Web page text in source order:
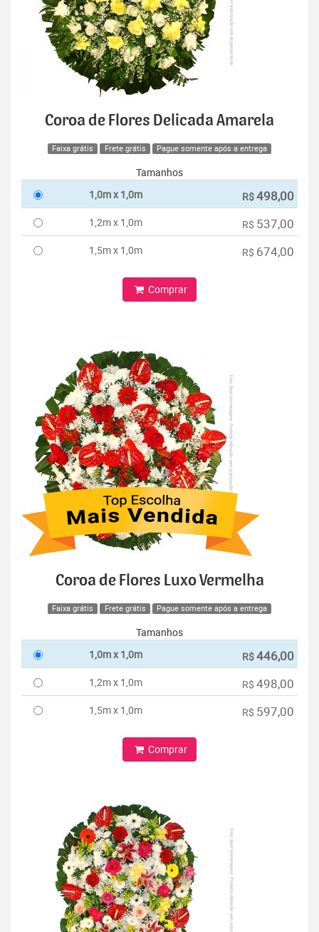
Coroa de Flores Delicada Amarela
Faixa grátis Frete grátis Pague somente após a entrega
Tamanhos
1,0m x 1,0m
R$498,00
1,2m x 1,0m R$ 537,00
1,5m x 1,0m R$ 674,00
Comprar
Coroa de Flores Luxo Vermelha
Faixa grátis Frete grátis Pague somente após a entrega
Tamanhos
1,0m x 1,0m
R$446,00
1,2m x 1,0m R$ 498,00
1,5m x 1,0m R$ 597,00
Comprar